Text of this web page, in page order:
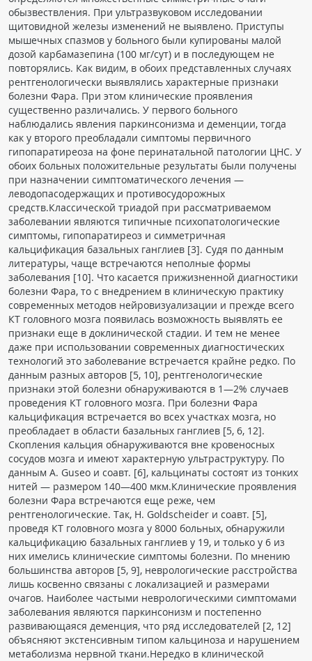
обызвествления. При ультразвуковом исследовании
щитовидной железы изменений не выявлено. Приступы
мышечных спазмов у больного были купированы малой
дозой карбамазепина (100 мг/сут) и в последующем не
повторялись. Как видим, в обоих представленных случаях
рентгенологически выявлялись характерные признаки
болезни Фара. При этом клинические проявления
существенно различались. У первого больного
наблюдались явления паркинсонизма и деменции, тогда
как у второго преобладали симптомы первичного
гипопаратиреоза на фоне перинатальной патологии ЦНС. У
обоих больных положительные результаты были получены
при назначении симптоматического лечения —
леводопасодержащих и противосудорожных
средств.Классической триадой при рассматриваемом
заболевании являются типичные психопатологические
симптомы, гипопаратиреоз и симметричная
кальцификация базальных ганглиев [3]. Cудя по данным
литературы, чаще встречаются неполные формы
заболевания [10]. Что касается прижизненной диагностики
болезни Фара, то с внедрением в клиническую практику
современных методов нейровизуализации и прежде всего
КТ головного мозга появилась возможность выявлять ее
признаки еще в доклинической стадии. И тем не менее
даже при использовании современных диагностических
технологий это заболевание встречается крайне редко. По
данным разных авторов [5, 10], рентгенологические
признаки этой болезни обнаруживаются в 1—2% случаев
проведения КТ головного мозга. При болезни Фара
кальцификация встречается во всех участках мозга, но
преобладает в области базальных ганглиев [5, 6, 12].
Скопления кальция обнаруживаются вне кровеносных
сосудов мозга и имеют характерную ультраструктуру. По
данным A. Gusеo и соавт. [6], кальцинаты состоят из тонких
нитей — размером 140—400 мкм.Клинические проявления
болезни Фара встречаются еще реже, чем
рентгенологические. Так, H. Goldscheider и соавт. [5],
проведя КТ головного мозга у 8000 больных, обнаружили
кальцификацию базальных ганглиев у 19, и только у 6 из
них имелись клинические симптомы болезни. По мнению
большинства авторов [5, 9], неврологические расстройства
лишь косвенно связаны с локализацией и размерами
очагов. Наиболее частыми неврологическими симптомами
заболевания являются паркинсонизм и постепенно
развивающаяся деменция, что ряд исследователей [2, 12]
объясняют экстенсивным типом кальциноза и нарушением
метаболизма нервной ткани.Нередко в клинической